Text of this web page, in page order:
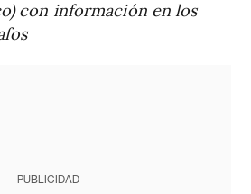
con información en los
PUBLICIDAD